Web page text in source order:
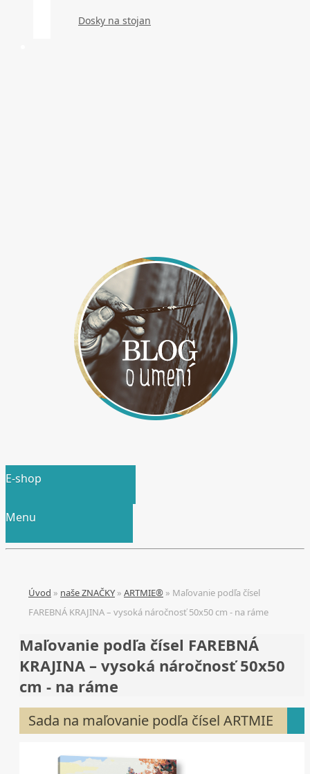
Dosky na stojan
E-shop
Menu
Úvod » naše ZNAČKY » ARTMIE® » Maľovanie podľa čísel
FAREBNÁ KRAJINA – vysoká náročnosť 50x50 cm - na ráme
Maľovanie podľa čísel FAREBNÁ
KRAJINA – vysoká náročnosť 50x50
cm - na ráme
Sada na maľovanie podľa čísel ARTMIE